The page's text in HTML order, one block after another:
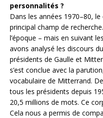
personnalités ?
Dans les années 1970–80,
principal champ de
l’époque – mais en suivant
avons analysé les discours
présidents de Gaulle et
s’est conclue avec la
vocabulaire de Mitterrand.
tous les présidents depuis
20,5 millions de mots. Ce
Cela nous a permis de